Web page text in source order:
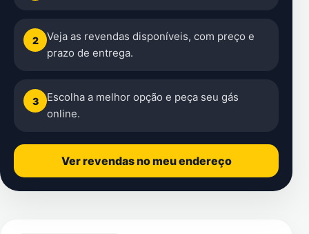
2
Veja as revendas disponíveis, com preço e
prazo de entrega.
3
Escolha a melhor opção e peça seu gás
online.
Ver revendas no meu endereço